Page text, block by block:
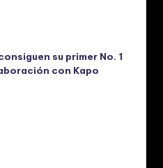
su primer No. 1
con Kapo